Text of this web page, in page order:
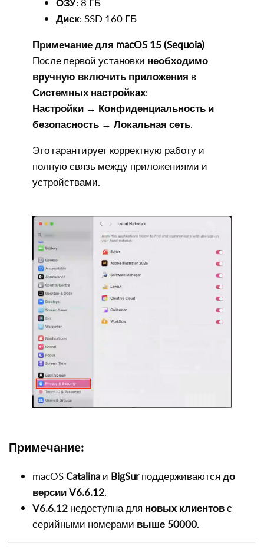
ОЗУ: 8 ГБ
Диск: SSD 160 ГБ
Примечание для macOS 15 (Sequoia)
После первой установки необходимо
вручную включить приложения в
Системных настройках:
Настройки → Конфиденциальность и
безопасность → Локальная сеть.
Это гарантирует корректную работу и
полную связь между приложениями и
устройствами.
Примечание:
macOSCatalina и BigSurподдерживаются до
версии V6.6.12.
V6.6.12 недоступна для новых клиентовс
серийными номерами выше 50000.